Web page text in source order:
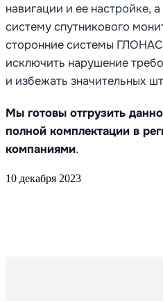
навигации и ее настройке,
систему спутникового
сторонние системы
исключить нарушение
и избежать значительных
Мы готовы отгрузить
полной комплектации в
компаниями.
10 декабря 2023